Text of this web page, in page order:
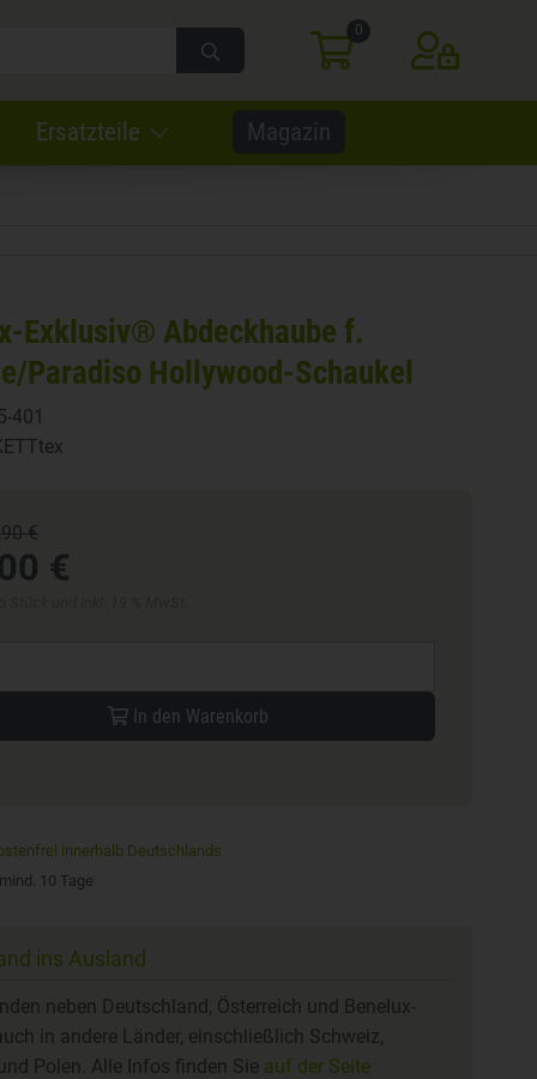
Ersatzteile Magazin
0
Exklusiv® Abdeckhaube f.
Paradiso Hollywood-Schaukel
401
€
€
In den Warenkorb
innerhalb Deutschlands
10 Tage
ins Ausland
neben Deutschland, Österreich und Benelux-
in andere Länder, einschließlich Schweiz,
Polen. Alle Infos finden Sie auf der Seite